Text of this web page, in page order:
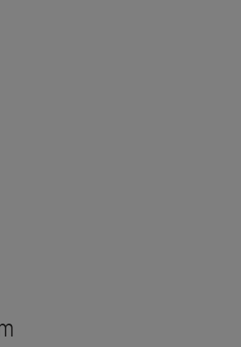
im Sinne des Servicegedankens